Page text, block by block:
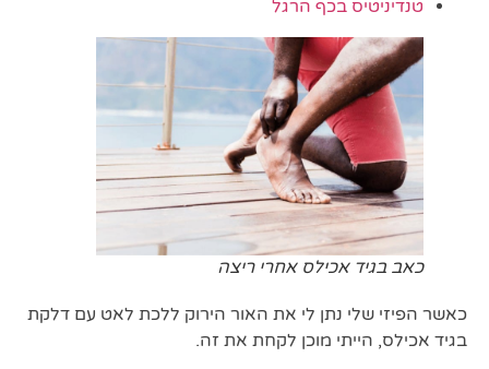
טנדיניטיס בכף הרגל
כאב בגיד אכילס אחרי ריצה
כאשר הפיזי שלי נתן לי את האור הירוק ללכת לאט עם דלקת
בגיד אכילס, הייתי מוכן לקחת את זה.